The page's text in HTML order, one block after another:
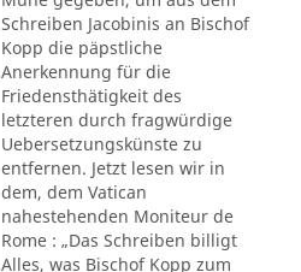
Schreiben Jacobinis an Bischof
Kopp die päpstliche
Anerkennung für die
Friedensthätigkeit des
letzteren durch fragwürdige
Uebersetzungskünste zu
entfernen. Jetzt lesen wir in
dem, dem Vatican
nahestehenden Moniteur de
Rome : „Das Schreiben billigt
Alles, was Bischof Kopp zum